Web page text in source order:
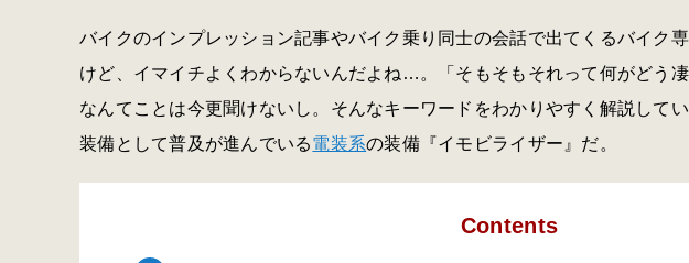
バイクのインプレッション記事やバイク乗り同士の会話で出てくるバイク
けど、イマイチよくわからないんだよね…。「そもそもそれって何がど
なんてことは今更聞けないし。そんなキーワードをわかりやすく解説して
装備として普及が進んでいる電装系の装備『イモビライザー』だ。
Contents